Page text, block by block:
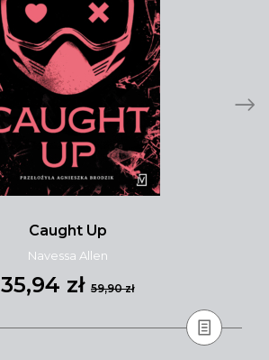
Caught Up
Navessa Allen
35,94 zł 59,90 zł